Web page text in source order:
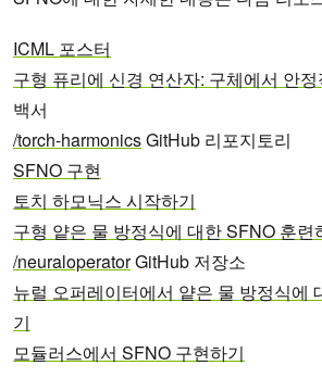
ICML 포스터
구형 퓨리에 신경 연산자: 구체에서 안
백서
/torch-harmonicsGitHub 리포지토리
SFNO 구현
토치 하모닉스 시작하기
구형 얕은 물 방정식에 대한 SFNO 훈련
/neuraloperatorGitHub 저장소
뉴럴 오퍼레이터에서 얕은 물 방정식에
기
모듈러스에서 SFNO 구현하기